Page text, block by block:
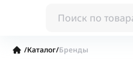
/Каталог/Бренды